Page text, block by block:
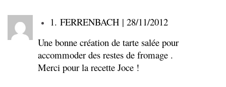
1. FERRENBACH | 28/11/2012
Une bonne création de tarte salée pour
accommoder des restes de fromage .
Merci pour la recette Joce !